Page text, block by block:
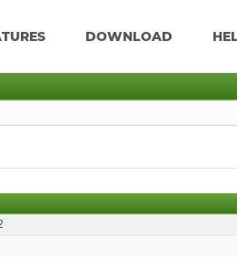
DOWNLOAD